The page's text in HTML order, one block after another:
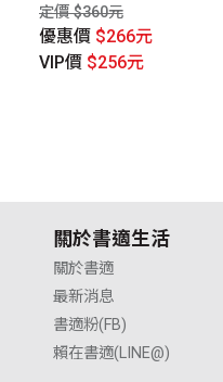
定價 $360元
優惠價 $266元
VIP價 $256元
關於書適生活
關於書適
最新消息
書適粉(FB)
賴在書適(LINE@)